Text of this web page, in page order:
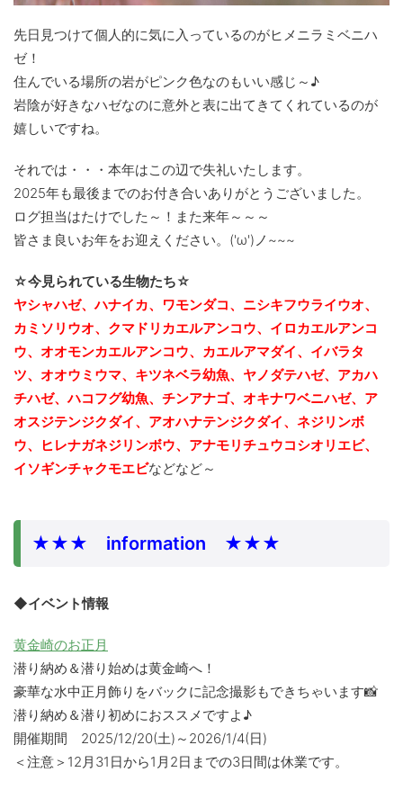
先日見つけて個人的に気に入っているのがヒメニラミベニハ
ゼ！
住んでいる場所の岩がピンク色なのもいい感じ～♪
岩陰が好きなハゼなのに意外と表に出てきてくれているのが
嬉しいですね。
それでは・・・本年はこの辺で失礼いたします。
2025年も最後までのお付き合いありがとうございました。
ログ担当はたけでした～！また来年～～～
皆さま良いお年をお迎えください。('ω')ノ~~~
☆今見られている生物たち☆
ヤシャハゼ、ハナイカ、ワモンダコ、ニシキフウライウオ、
カミソリウオ、クマドリカエルアンコウ、イロカエルアンコ
ウ、オオモンカエルアンコウ、カエルアマダイ、イバラタ
ツ、オオウミウマ、キツネベラ幼魚、ヤノダテハゼ、アカハ
チハゼ、ハコフグ幼魚、チンアナゴ、 オキナワベニハゼ、ア
オスジテンジクダイ、アオハナテンジクダイ、ネジリンボ
ウ、ヒレナガネジリンボウ、アナモリチュウコシオリエビ、
イソギンチャクモエビなどなど～
★★★ information ★★★
◆イベント情報
黄金崎のお正月
潜り納め＆潜り始めは黄金崎へ！
豪華な水中正月飾りをバックに記念撮影もできちゃいます📸
潜り納め＆潜り初めにおススメですよ♪
開催期間 2025/12/20(土)～2026/1/4(日)
＜注意＞12月31日から1月2日までの3日間は休業です。